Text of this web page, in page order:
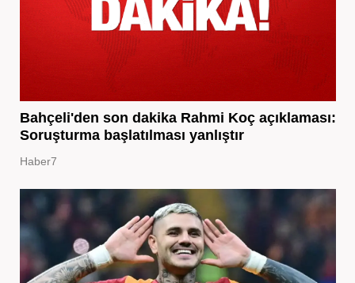
Bahçeli'den son dakika Rahmi Koç açıklaması:
Soruşturma başlatılması yanlıştır
Haber7